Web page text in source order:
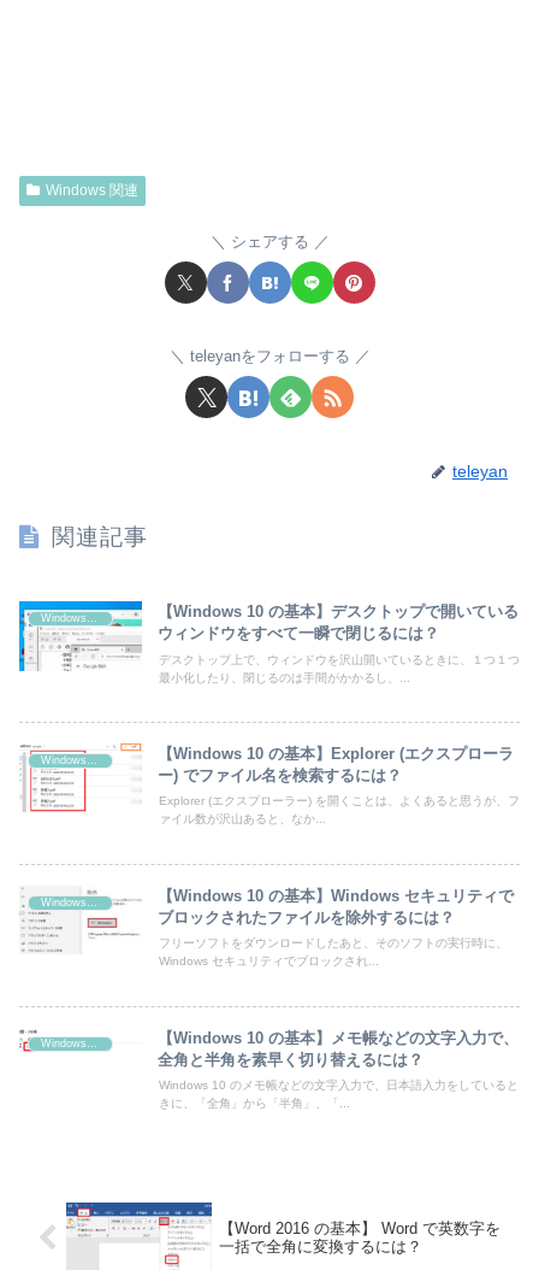
Windows 関連
シェアする
teleyanをフォローする
teleyan
関連記事
【Windows 10 の基本】デスクトップで開いている
ウィンドウをすべて一瞬で閉じるには？
デスクトップ上で、ウィンドウを沢山開いているときに、１つ１つ
最小化したり、閉じるのは手間がかかるし、...
【Windows 10 の基本】Explorer (エクスプローラ
ー) でファイル名を検索するには？
Explorer (エクスプローラー) を開くことは、よくあると思うが、フ
ァイル数が沢山あると、なか...
【Windows 10 の基本】Windows セキュリティで
ブロックされたファイルを除外するには？
フリーソフトをダウンロードしたあと、そのソフトの実行時に、
Windows セキュリティでブロックされ...
Windows 10
【Windows 10 の基本】メモ帳などの文字入力で、
全角と半角を素早く切り替えるには？
Windows 10 のメモ帳などの文字入力で、日本語入力をしていると
きに、「全角」から「半角」、「...
【Word 2016 の基本】 Word で英数字を
一括で全角に変換するには？